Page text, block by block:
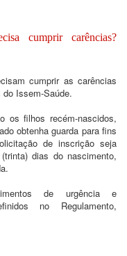
cumprir carências?
cumprir as carências
Issem-Saúde.
os filhos recém-nascidos,
obtenha guarda para fins
de inscrição seja
dias do nascimento,
de urgência e
no Regulamento,